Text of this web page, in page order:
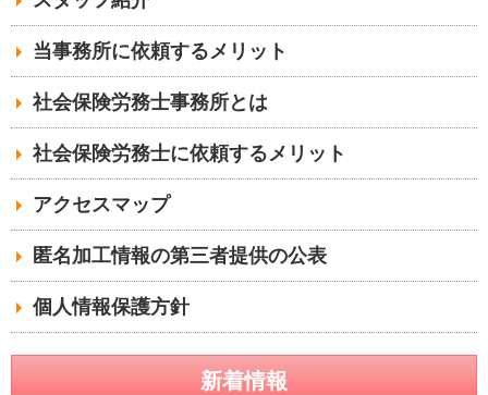
当事務所に依頼するメリット
社会保険労務士事務所とは
社会保険労務士に依頼するメリット
アクセスマップ
匿名加工情報の第三者提供の公表
個人情報保護方針
新着情報